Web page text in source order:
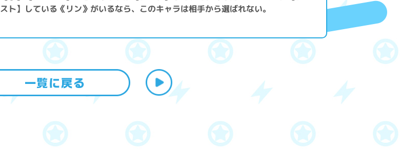
スト】している《リン》がいるなら、このキャラは相手から選ばれない。